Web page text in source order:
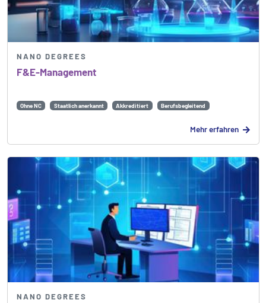
F&E-Management
NANO DEGREES
Ohne NC Staatlich anerkannt Akkreditiert Berufsbegleitend
Mehr erfahren
NANO DEGREES